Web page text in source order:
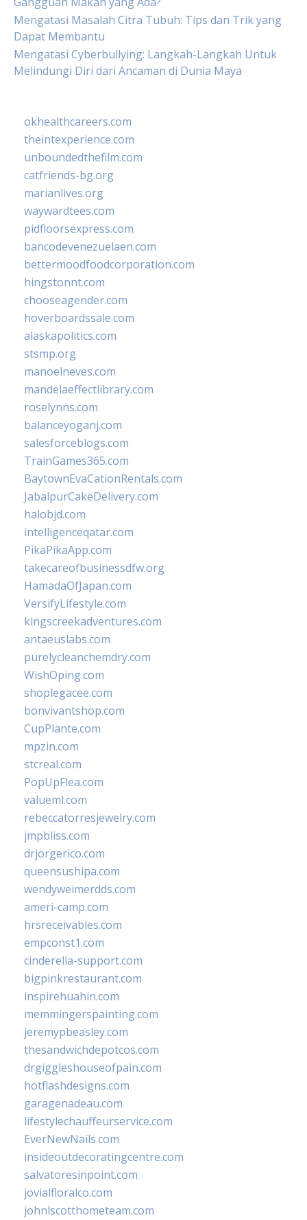
Mengatasi Masalah Citra Tubuh: Tips dan Trik yang
Dapat Membantu
Mengatasi Cyberbullying: Langkah-Langkah Untuk
Melindungi Diri dari Ancaman di Dunia Maya
okhealthcareers.com
theintexperience.com
unboundedthefilm.com
catfriends-bg.org
marianlives.org
waywardtees.com
pidfloorsexpress.com
bancodevenezuelaen.com
bettermoodfoodcorporation.com
hingstonnt.com
chooseagender.com
hoverboardssale.com
alaskapolitics.com
stsmp.org
manoelneves.com
mandelaeffectlibrary.com
roselynns.com
balanceyoganj.com
salesforceblogs.com
TrainGames365.com
BaytownEvaCationRentals.com
JabalpurCakeDelivery.com
halobjd.com
intelligenceqatar.com
PikaPikaApp.com
takecareofbusinessdfw.org
HamadaOfJapan.com
VersifyLifestyle.com
kingscreekadventures.com
antaeuslabs.com
purelycleanchemdry.com
WishOping.com
shoplegacee.com
bonvivantshop.com
CupPlante.com
mpzin.com
stcreal.com
PopUpFlea.com
valueml.com
rebeccatorresjewelry.com
jmpbliss.com
drjorgerico.com
queensushipa.com
wendyweimerdds.com
ameri-camp.com
hrsreceivables.com
empconst1.com
cinderella-support.com
bigpinkrestaurant.com
inspirehuahin.com
memmingerspainting.com
jeremypbeasley.com
thesandwichdepotcos.com
drgiggleshouseofpain.com
hotflashdesigns.com
garagenadeau.com
lifestylechauffeurservice.com
EverNewNails.com
insideoutdecoratingcentre.com
salvatoresinpoint.com
jovialfloralco.com
johnlscotthometeam.com